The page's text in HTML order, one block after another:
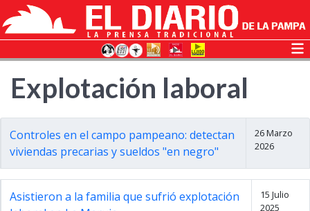
Explotación laboral
Controles en el campo pampeano: detectan
viviendas precarias y sueldos "en negro"
26 Marzo
2026
Asistieron a la familia que sufrió explotación
15 Julio
2025